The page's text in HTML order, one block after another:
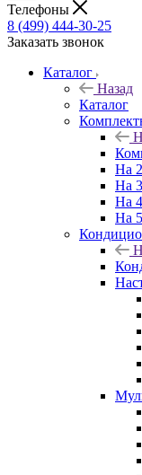
Телефоны
8 (499) 444-30-25
Заказать звонок
Каталог
Назад
Каталог
На
На
На
На